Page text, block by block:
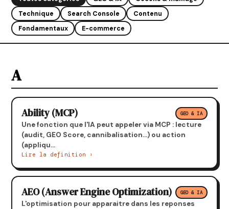
Technique
Search Console
Contenu
Fondamentaux
E-commerce
A
Ability (MCP) GEO & IA
Une fonction que l'IA peut appeler via MCP : lecture
(audit, GEO Score, cannibalisation...) ou action
(appliqu...
Lire la definition ›
AEO (Answer Engine Optimization) GEO & IA
L'optimisation pour apparaitre dans les reponses